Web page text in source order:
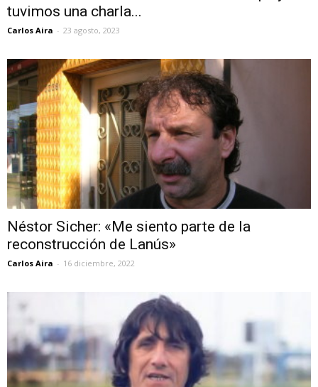
tuvimos una charla...
Carlos Aira - 23 agosto, 2023
Néstor Sicher: «Me siento parte de la
reconstrucción de Lanús»
Carlos Aira - 16 diciembre, 2022